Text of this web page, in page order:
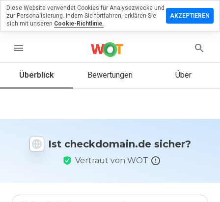
menu
Überblick Bewertungen Über
Ist checkdomain.de sicher?
Vertraut von WOT
zu
Sie diese
auf einer
Skala von
1 bis 5
Diese Website verwendet Cookies für Analysezwecke und
zur Personalisierung. Indem Sie fortfahren, erklären Sie
sich mit unseren Cookie-Richtlinie.
AKZEPTIEREN